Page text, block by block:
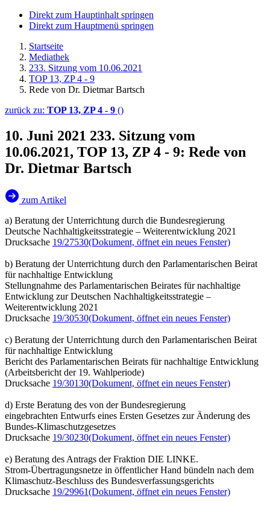
Direkt zum Hauptinhalt springen
Direkt zum Hauptmenü springen
Startseite
Mediathek
233. Sitzung vom 10.06.2021
TOP 13, ZP 4 - 9
Rede von Dr. Dietmar Bartsch
zurück zu: TOP 13, ZP 4 - 9 ()
10. Juni 2021 233. Sitzung vom
10.06.2021, TOP 13, ZP 4 - 9: Rede von
Dr. Dietmar Bartsch
zum Artikel
a) Beratung der Unterrichtung durch die Bundesregierung
Deutsche Nachhaltigkeitsstrategie – Weiterentwicklung 2021
Drucksache 19/27530(Dokument, öffnet ein neues Fenster)
b) Beratung der Unterrichtung durch den Parlamentarischen Beirat
für nachhaltige Entwicklung
Stellungnahme des Parlamentarischen Beirates für nachhaltige
Entwicklung zur Deutschen Nachhaltigkeitsstrategie –
Weiterentwicklung 2021
Drucksache 19/30530(Dokument, öffnet ein neues Fenster)
c) Beratung der Unterrichtung durch den Parlamentarischen Beirat
für nachhaltige Entwicklung
Bericht des Parlamentarischen Beirats für nachhaltige Entwicklung
(Arbeitsbericht der 19. Wahlperiode)
Drucksache 19/30130(Dokument, öffnet ein neues Fenster)
d) Erste Beratung des von der Bundesregierung
eingebrachten Entwurfs eines Ersten Gesetzes zur Änderung des
Bundes-Klimaschutzgesetzes
Drucksache 19/30230(Dokument, öffnet ein neues Fenster)
e) Beratung des Antrags der Fraktion DIE LINKE.
Strom-Übertragungsnetze in öffentlicher Hand bündeln nach dem
Klimaschutz-Beschluss des Bundesverfassungsgerichts
Drucksache 19/29961(Dokument, öffnet ein neues Fenster)